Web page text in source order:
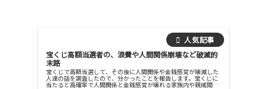
宝くじ高額当選者の、浪費や人間関係崩壊など破滅的
末路
宝くじで高額当選して、その後に人間関係や金銭感覚が壊滅した
人達の話を調査したので、分かったことを報告します。宝くじに
当たると高確率で人間関係と金銭感覚が壊れる家族内や親戚間で